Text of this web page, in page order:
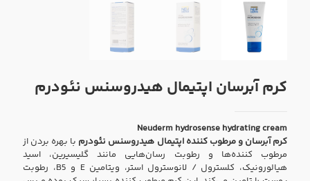
کرم آبرسان اپتیمال هیدروسنس نئودرم
Neuderm hydrosense hydrating cream
کرم آبرسان و مرطوب کننده اپتیمال هیدروسنس نئودرم با بهره بردن از
مرطوب کننده‌ها و رطوبت رسان‌هایی مانند گلیسیرین، اسید
هیالورونیک، کلسترول / لانوسترول استر، ویتامین E و B5، رطوبت